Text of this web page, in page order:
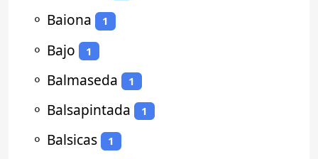
⚬ Baiona 1
⚬ Bajo 1
⚬ Balmaseda 1
⚬ Balsapintada 1
⚬ Balsicas 1